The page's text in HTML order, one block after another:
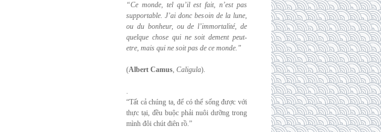
“Ce monde, tel qu’il est fait, n’est pas
supportable. J’ai donc besoin de la lune,
ou du bonheur, ou de l’immortalité, de
quelque chose qui ne soit dement peut-
etre, mais qui ne soit pas de ce monde.”
(Albert Camus, Caligula).
.
“Tất cả chúng ta, để có thể sống được với
thực tại, đều buộc phải nuôi dưỡng trong
mình đôi chút điên rồ.”